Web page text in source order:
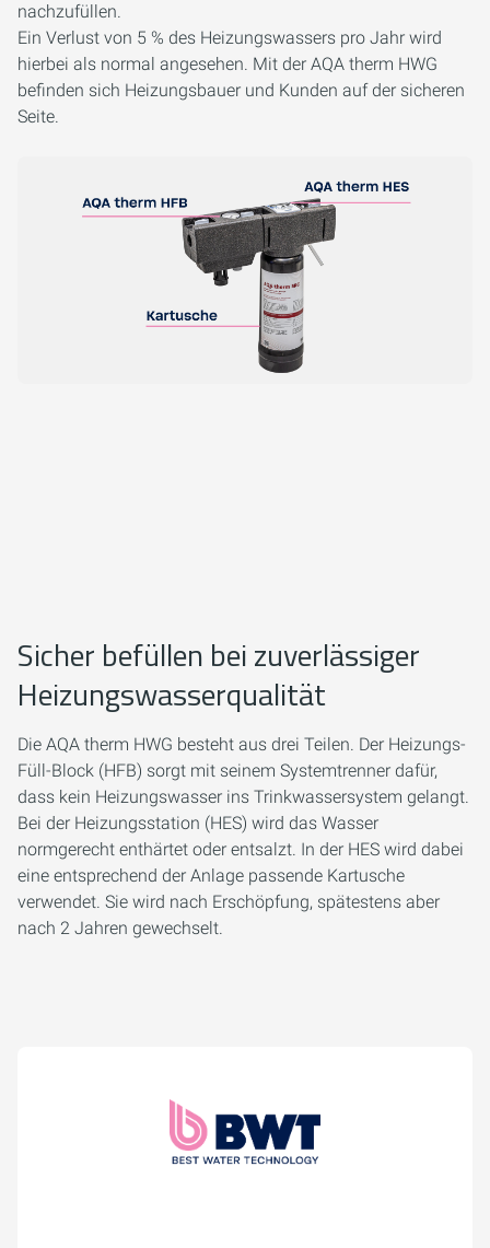
nachzufüllen.
Ein Verlust von 5 % des Heizungswassers pro Jahr wird
hierbei als normal angesehen. Mit der AQA therm HWG
befinden sich Heizungsbauer und Kunden auf der sicheren
Seite.
Sicher befüllen bei zuverlässiger
Heizungswasserqualität
Die AQA therm HWG besteht aus drei Teilen. Der Heizungs-
Füll-Block (HFB) sorgt mit seinem Systemtrenner dafür,
dass kein Heizungswasser ins Trinkwassersystem gelangt.
Bei der Heizungsstation (HES) wird das Wasser
normgerecht enthärtet oder entsalzt. In der HES wird dabei
eine entsprechend der Anlage passende Kartusche
verwendet. Sie wird nach Erschöpfung, spätestens aber
nach 2 Jahren gewechselt.